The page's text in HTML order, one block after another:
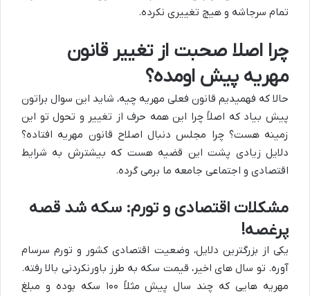
تمام سرجاشه و هیچ تغییری نکرده.
چرا اصلا صحبت از تغییر قانون
مهریه پیش اومده؟
حالا که فهمیدیم قانون فعلی مهریه چیه، شاید این سوال براتون
پیش بیاد که اصلاً چرا این همه حرف از تغییر و تحول تو این
زمینه هست؟ چرا مجلس دنبال اصلاح قانون مهریه افتاده؟
دلایل زیادی پشت این قضیه هست که بیشترش به شرایط
اقتصادی و اجتماعی جامعه ما برمی گرده.
مشکلات اقتصادی و تورم: سکه شد قصه
پرغصه!
یکی از بزرگترین دلایل، وضعیت اقتصادی کشور و تورم سرسام
آوره. تو سال های اخیر، قیمت سکه به طرز باورنکردنی بالا رفته.
مهریه هایی که چند سال پیش مثلاً ۱۰۰ سکه بوده و مبلغ